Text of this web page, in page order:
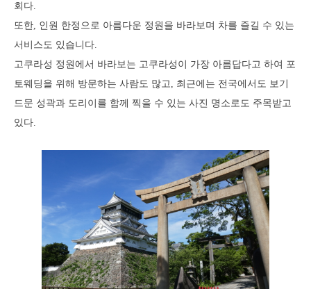
회다.
또한, 인원 한정으로 아름다운 정원을 바라보며 차를 즐길 수 있는
서비스도 있습니다.
고쿠라성 정원에서 바라보는 고쿠라성이 가장 아름답다고 하여 포
토웨딩을 위해 방문하는 사람도 많고, 최근에는 전국에서도 보기
드문 성곽과 도리이를 함께 찍을 수 있는 사진 명소로도 주목받고
있다.